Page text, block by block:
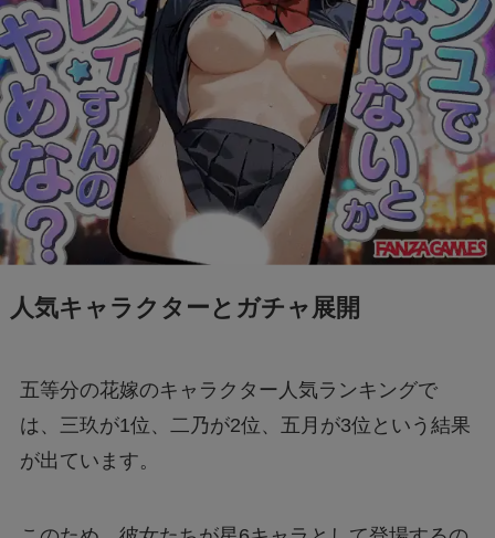
人気キャラクターとガチャ展開
五等分の花嫁のキャラクター人気ランキングで
は、三玖が1位、二乃が2位、五月が3位という結果
が出ています。